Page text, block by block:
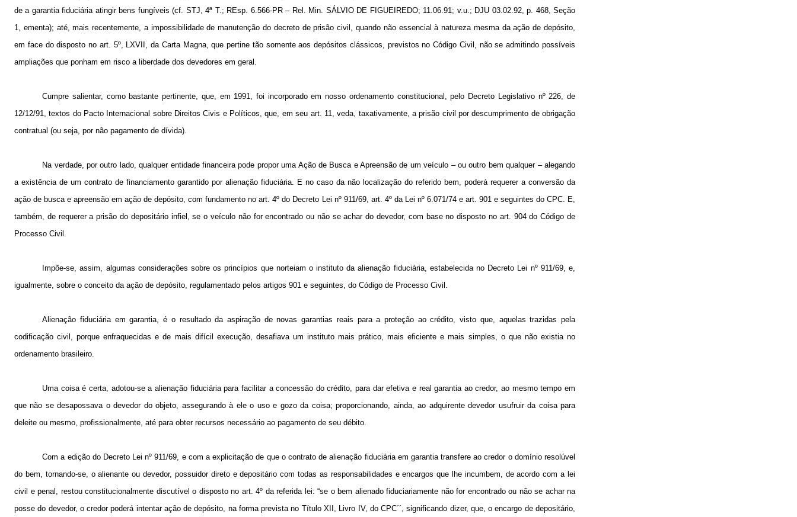
de a garantia fiduciária atingir bens fungíveis (cf. STJ, 4ª T.; REsp. 6.566-PR – Rel. Min. SÁLVIO DE FIGUEIREDO; 11.06.91; v.u.; DJU 03.02.92, p. 468, Seção
1, ementa); até, mais recentemente, a impossibilidade de manutenção do decreto de prisão civil, quando não essencial à natureza mesma da ação de depósito,
em face do disposto no art. 5º, LXVII, da Carta Magna, que pertine tão somente aos depósitos clássicos, previstos no Código Civil, não se admitindo possíveis
ampliações que ponham em risco a liberdade dos devedores em geral.
Cumpre salientar, como bastante pertinente, que, em 1991, foi incorporado em nosso ordenamento constitucional, pelo Decreto Legislativo nº 226, de
12/12/91, textos do Pacto Internacional sobre Direitos Civis e Políticos, que, em seu art. 11, veda, taxativamente, a prisão civil por descumprimento de obrigação
contratual (ou seja, por não pagamento de dívida).
Na verdade, por outro lado, qualquer entidade financeira pode propor uma Ação de Busca e Apreensão de um veículo – ou outro bem qualquer – alegando
a existência de um contrato de financiamento garantido por alienação fiduciária. E no caso da não localização do referido bem, poderá requerer a conversão da
ação de busca e apreensão em ação de depósito, com fundamento no art. 4º do Decreto Lei nº 911/69, art. 4º da Lei nº 6.071/74 e art. 901 e seguintes do CPC. E,
também, de requerer a prisão do depositário infiel, se o veículo não for encontrado ou não se achar do devedor, com base no disposto no art. 904 do Código de
Processo Civil.
Impõe-se, assim, algumas considerações sobre os princípios que norteiam o instituto da alienação fiduciária, estabelecida no Decreto Lei nº 911/69, e,
igualmente, sobre o conceito da ação de depósito, regulamentado pelos artigos 901 e seguintes, do Código de Processo Civil.
Alienação fiduciária em garantia, é o resultado da aspiração de novas garantias reais para a proteção ao crédito, visto que, aquelas trazidas pela
codificação civil, porque enfraquecidas e de mais difícil execução, desafiava um instituto mais prático, mais eficiente e mais simples, o que não existia no
ordenamento brasileiro.
Uma coisa é certa, adotou-se a alienação fiduciária para facilitar a concessão do crédito, para dar efetiva e real garantia ao credor, ao mesmo tempo em
que não se desapossava o devedor do objeto, assegurando à ele o uso e gozo da coisa; proporcionando, ainda, ao adquirente devedor usufruir da coisa para
deleite ou mesmo, profissionalmente, até para obter recursos necessário ao pagamento de seu débito.
Com a edição do Decreto Lei nº 911/69, e com a explicitação de que o contrato de alienação fiduciária em garantia transfere ao credor o domínio resolúvel
do bem, tornando-se, o alienante ou devedor, possuidor direto e depositário com todas as responsabilidades e encargos que lhe incumbem, de acordo com a lei
civil e penal, restou constitucionalmente discutível o disposto no art. 4º da referida lei: “se o bem alienado fiduciariamente não for encontrado ou não se achar na
posse do devedor, o credor poderá intentar ação de depósito, na forma prevista no Título XII, Livro IV, do CPC´´, significando dizer, que, o encargo de depositário,